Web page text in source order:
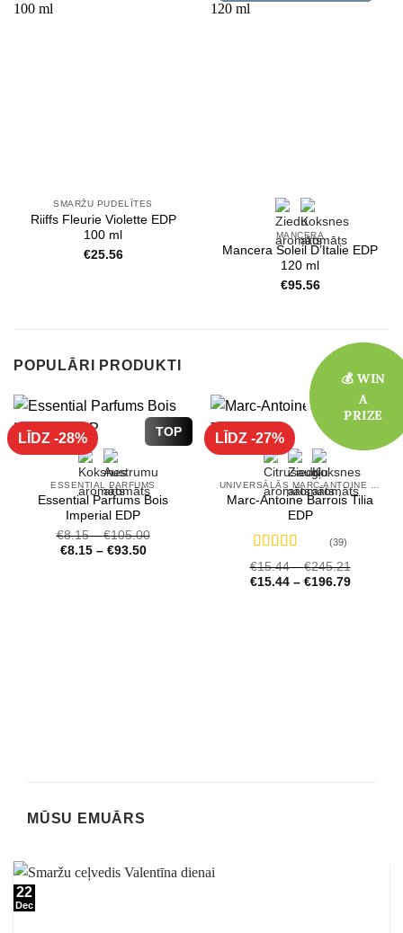
SMARŽU PUDELĪTES
Riiffs Fleurie Violette EDP
100 ml
€25.56
MANCERA
Mancera Soleil D’Italie EDP
120 ml
€95.56
POPULĀRI PRODUKTI
TOP
LĪDZ -28%
ESSENTIAL PARFUMS
Essential Parfums Bois
Imperial EDP
€8.15–€105.00
€8.15– €93.50
LĪDZ -27%
Marc-Antoine Barrois Tilia
EDP
Novērtēts
ar4.72 no 5
(39)
€15.44–€245.21
€15.44– €196.79
MŪSU EMUĀRS
22
Dec
💰 WIN
A
PRIZE
💰 WIN
A
PRIZE